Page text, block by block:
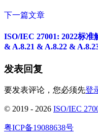
下一篇文章
ISO/IEC 27001: 2022标
& A.8.21 & A.8.22 &
发表回复
要发表评论，您必须先登
© 2019 - 2026 ISO/IEC
粤ICP备19088638号